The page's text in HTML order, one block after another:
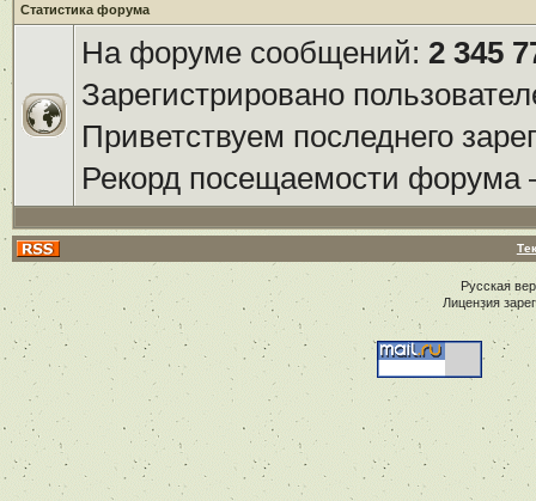
Статистика форума
На форуме сообщений: 2 345
Зарегистрировано
Приветствуем последнего
Рекорд посещаемости
Русская
Лицензия